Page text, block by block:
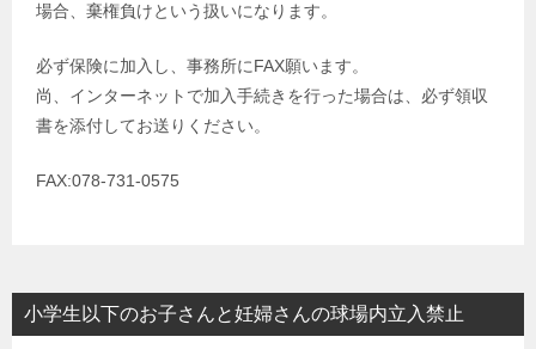
場合、棄権負けという扱いになります。
必ず保険に加入し、事務所にFAX願います。
尚、インターネットで加入手続きを行った場合は、必ず領収
書を添付してお送りください。
FAX:078-731-0575
小学生以下のお子さんと妊婦さんの球場内立入禁止